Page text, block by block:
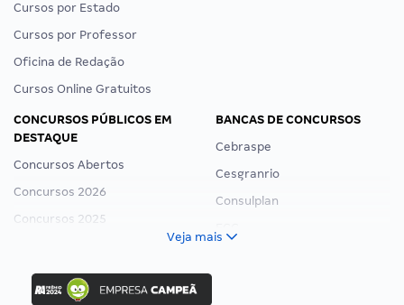
Cursos por Estado
Cursos por Professor
Oficina de Redação
Cursos Online Gratuitos
CONCURSOS PÚBLICOS EM
DESTAQUE
Concursos Abertos
Concursos 2026
Concursos 2025
Concurso Ibama
Concurso MPU
BANCAS DE CONCURSOS
Cebraspe
Cesgranrio
Consulplan
Veja mais